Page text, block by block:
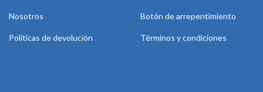
Nosotros Botón de arrepentimiento
Políticas de devolución Términos y condiciones